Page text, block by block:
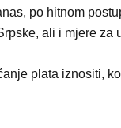
po hitnom
ali i mjere za
plata iznositi,